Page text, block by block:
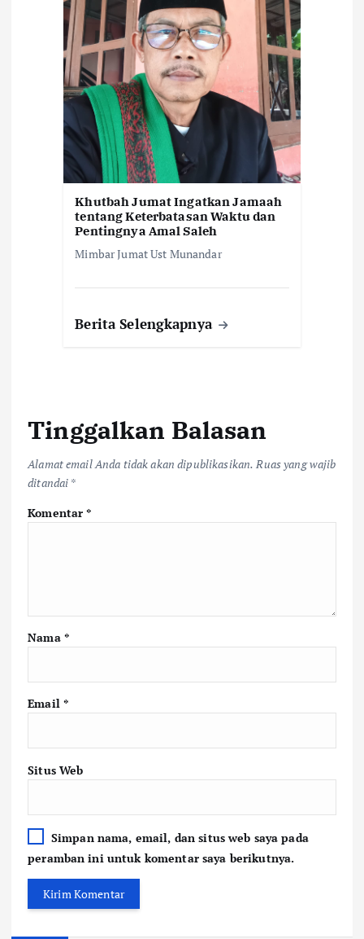
Khutbah Jumat Ingatkan Jamaah
tentang Keterbatasan Waktu dan
Pentingnya Amal Saleh
Mimbar Jumat Ust Munandar
Berita Selengkapnya
Tinggalkan Balasan
Alamat email Anda tidak akan dipublikasikan. Ruas yang wajib
ditandai *
Komentar*
Nama *
Email *
Situs Web
Simpan nama, email, dan situs web saya pada
peramban ini untuk komentar saya berikutnya.